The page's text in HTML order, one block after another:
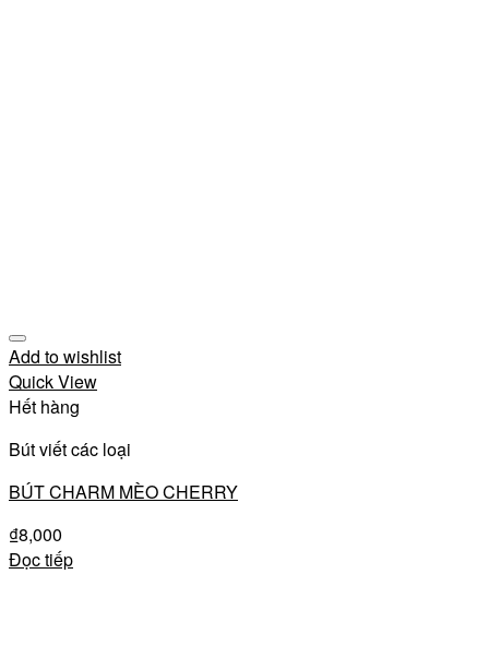
Add to wishlist
Quick View
Hết hàng
Bút viết các loại
BÚT CHARM MÈO CHERRY
₫8,000
Đọc tiếp